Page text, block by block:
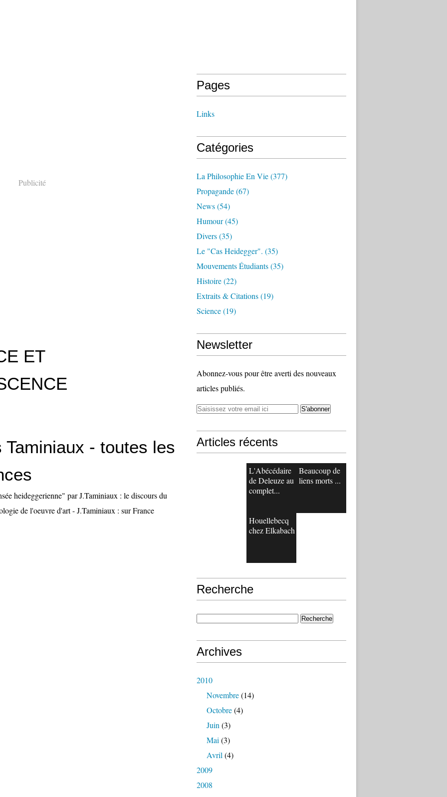
Publicité
ET
Taminiaux - toutes les
heideggerienne" par J.Taminiaux : le discours du
de l'oeuvre d'art - J.Taminiaux : sur France
Pages
Links
Catégories
La Philosophie En Vie(377)
Propagande(67)
News(54)
Humour(45)
Divers(35)
Le "cas Heidegger". (35)
Mouvements Étudiants(35)
Histoire(22)
Extraits & Citations(19)
Science(19)
Newsletter
Abonnez-vous pour être averti des nouveaux
articles publiés.
Articles récents
L'Abécédaire
de Deleuze au
complet...
Beaucoup de
liens morts ...
Houellebecq
chez Elkabach
Recherche
Archives
2010
Novembre(14)
Octobre(4)
Juin (3)
Mai (3)
Avril (4)
2009
2008